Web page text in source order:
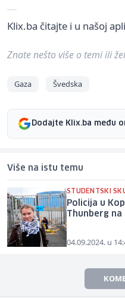
Klix.ba čitajte i u našoj
Znate nešto više o temi ili
Gaza Švedska
Dodajte Klix.ba među
Više na istu temu
STUDENTSKI
Policija u
Thunberg
04.09.2024. u